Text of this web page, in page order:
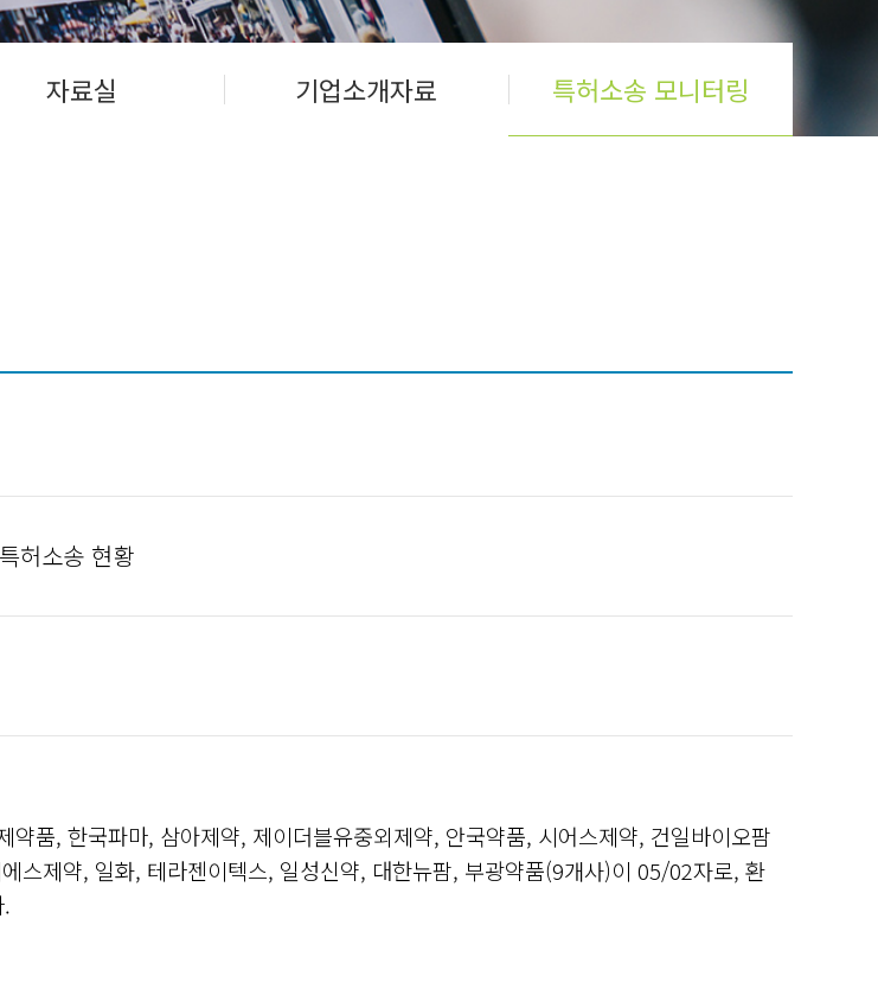
자료실 기업소개자료 특허소송 모니터링
허소송 현황
품, 한국파마, 삼아제약, 제이더블유중외제약, 안국약품, 시어스제약, 건일바이오팜
스제약, 일화, 테라젠이텍스, 일성신약, 대한뉴팜, 부광약품(9개사)이 05/02자로, 환